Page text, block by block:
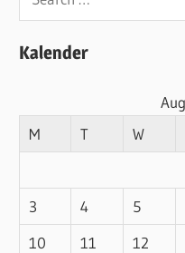
for:
Kalender
M
T W
3
4 5
10
11 12